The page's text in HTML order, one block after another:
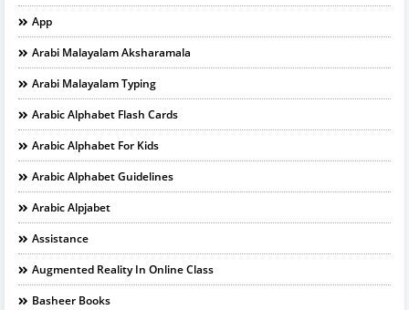
App
Arabi Malayalam Aksharamala
Arabi Malayalam Typing
Arabic Alphabet Flash Cards
Arabic Alphabet For Kids
Arabic Alphabet Guidelines
Arabic Alpjabet
Assistance
Augmented Reality In Online Class
Basheer Books